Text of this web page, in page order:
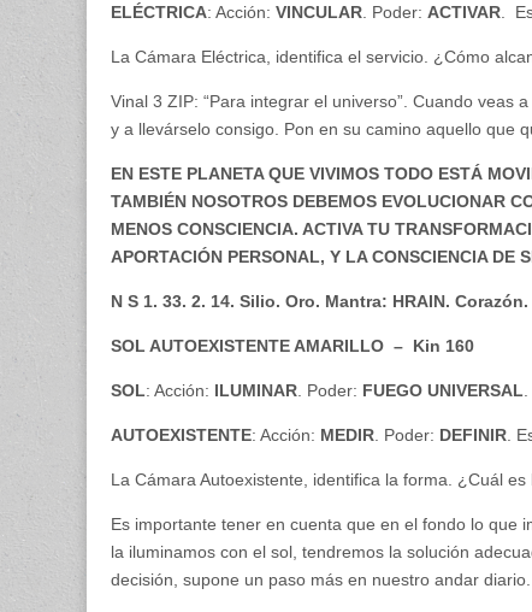
ELÉCTRICA: Acción: VINCULAR . Poder: ACTIVAR .
La Cámara Eléctrica, identifica el servicio. ¿Cómo
Vinal 3 ZIP: “Para integrar el universo”. Cuando
y a llevárselo consigo. Pon en su camino aquello que
EN ESTE PLANETA QUE VIVIMOS TODO ESTÁ
TAMBIÉN NOSOTROS DEBEMOS EVOLUCIONAR
MENOS CONSCIENCIA. ACTIVA TU
APORTACIÓN PERSONAL, Y LA CONSCIENCIA DE
N S 1. 33. 2. 14. Silio. Oro. Mantra: HRAIN.
SOL AUTOEXISTENTE AMARILLO – Kin 160
SOL: Acción: ILUMINAR . Poder: FUEGO UNIVERSAL
AUTOEXISTENTE: Acción: MEDIR . Poder: DEFINIR .
La Cámara Autoexistente, identifica la forma. ¿Cuál
Es importante tener en cuenta que en el fondo lo que
la iluminamos con el sol, tendremos la solución
decisión, supone un paso más en nuestro andar diario.